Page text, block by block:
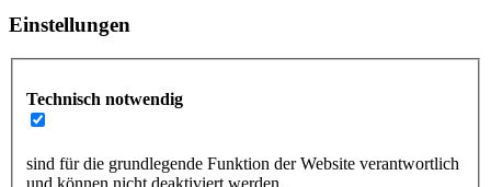
Einstellungen
Technisch notwendig
sind für die grundlegende Funktion der Website verantwortlich
und können nicht deaktiviert werden.